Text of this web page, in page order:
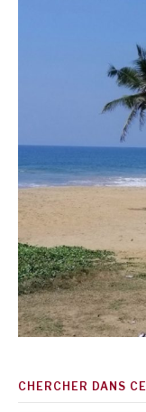
CHERCHER DANS